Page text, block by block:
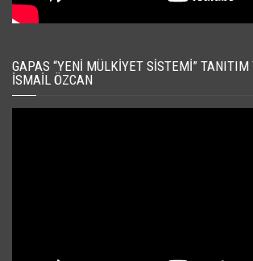
GAPAS “YENI MÜLKIYET SISTEMI”
İSMAIL ÖZCAN